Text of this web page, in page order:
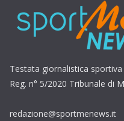
Testata giornalistica sportiva
Reg. n° 5/2020 Tribunale di
redazione@sportmenews.it